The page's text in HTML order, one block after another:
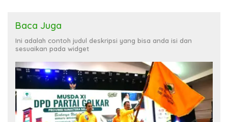
Baca Juga
Ini adalah contoh judul deskripsi yang bisa anda isi dan
sesuaikan pada widget